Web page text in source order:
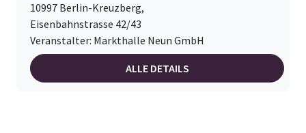
10997 Berlin-Kreuzberg,
Eisenbahnstrasse 42/43
Veranstalter: Markthalle Neun GmbH
ALLE DETAILS